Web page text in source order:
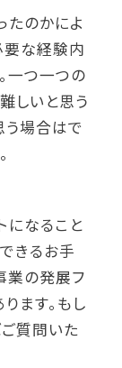
たのかによ
要な経験内
一つ一つの
しいと思う
う場合はで
になること
きるお手
業の発展フ
ます。もし
質問いた